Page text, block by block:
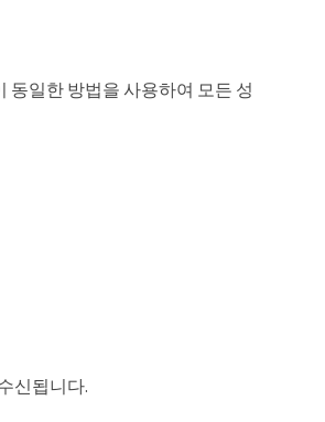
동일한 방법을 사용하여 모든 성
신됩니다.